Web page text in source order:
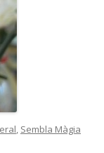
, Sembla Màgia